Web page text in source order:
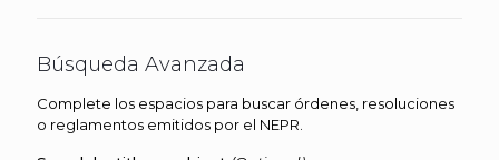
Búsqueda Avanzada
Complete los espacios para buscar órdenes, resoluciones
o reglamentos emitidos por el NEPR.